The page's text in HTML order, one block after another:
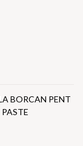
BORCAN PENT